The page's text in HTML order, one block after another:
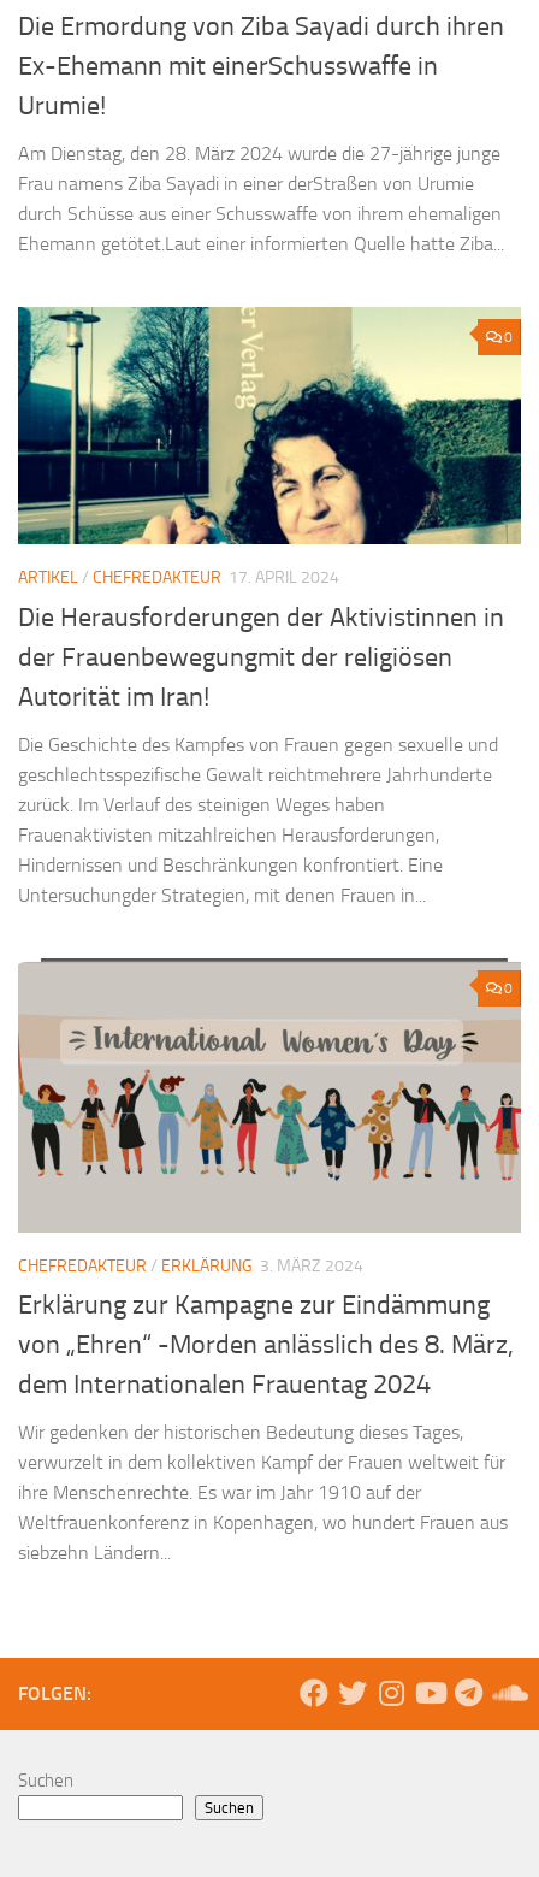
Die Ermordung von Ziba Sayadi durch ihren
Ex-Ehemann mit einerSchusswaffe in
Urumie!
Am Dienstag, den 28. März 2024 wurde die 27-jährige junge
Frau namens Ziba Sayadi in einer derStraßen von Urumie
durch Schüsse aus einer Schusswaffe von ihrem ehemaligen
Ehemann getötet.Laut einer informierten Quelle hatte Ziba...
0
ARTIKEL/ CHEFREDAKTEUR 17. APRIL 2024
Die Herausforderungen der Aktivistinnen in
der Frauenbewegungmit der religiösen
Autorität im Iran!
Die Geschichte des Kampfes von Frauen gegen sexuelle und
geschlechtsspezifische Gewalt reichtmehrere Jahrhunderte
zurück. Im Verlauf des steinigen Weges haben
Frauenaktivisten mitzahlreichen Herausforderungen,
Hindernissen und Beschränkungen konfrontiert. Eine
Untersuchungder Strategien, mit denen Frauen in...
0
CHEFREDAKTEUR / ERKLÄRUNG 3. MÄRZ 2024
Erklärung zur Kampagne zur Eindämmung
von „Ehren“ -Morden anlässlich des 8. März,
dem Internationalen Frauentag 2024
Wir gedenken der historischen Bedeutung dieses Tages,
verwurzelt in dem kollektiven Kampf der Frauen weltweit für
ihre Menschenrechte. Es war im Jahr 1910 auf der
Weltfrauenkonferenz in Kopenhagen, wo hundert Frauen aus
siebzehn Ländern...
FOLGEN:
Suchen
Suchen